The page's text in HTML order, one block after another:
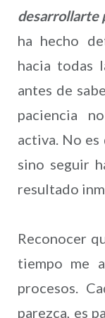
desarrollarte
ha hecho
hacia todas
antes de
paciencia
activa. No es
sino seguir
resultado
Reconocer
tiempo me
procesos.
parezca, es